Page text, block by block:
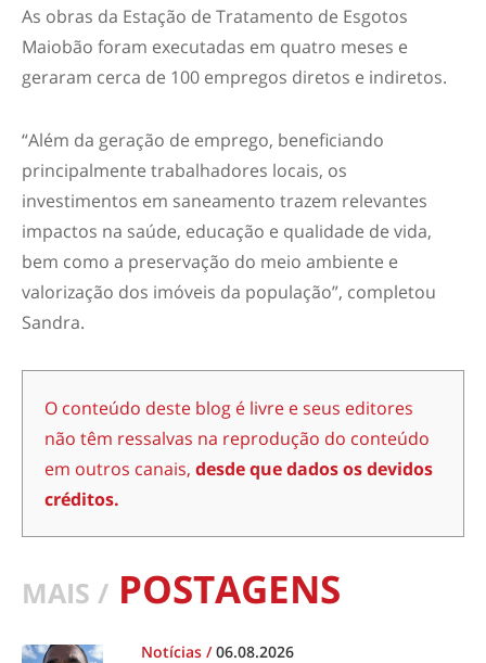
As obras da Estação de Tratamento de Esgotos
Maiobão foram executadas em quatro meses e
geraram cerca de 100 empregos diretos e indiretos.
“Além da geração de emprego, beneficiando
principalmente trabalhadores locais, os
investimentos em saneamento trazem relevantes
impactos na saúde, educação e qualidade de vida,
bem como a preservação do meio ambiente e
valorização dos imóveis da população”, completou
Sandra.
O conteúdo deste blog é livre e seus editores
não têm ressalvas na reprodução do conteúdo
em outros canais, desde que dados os devidos
créditos.
MAIS / POSTAGENS
Notícias /06.08.2026